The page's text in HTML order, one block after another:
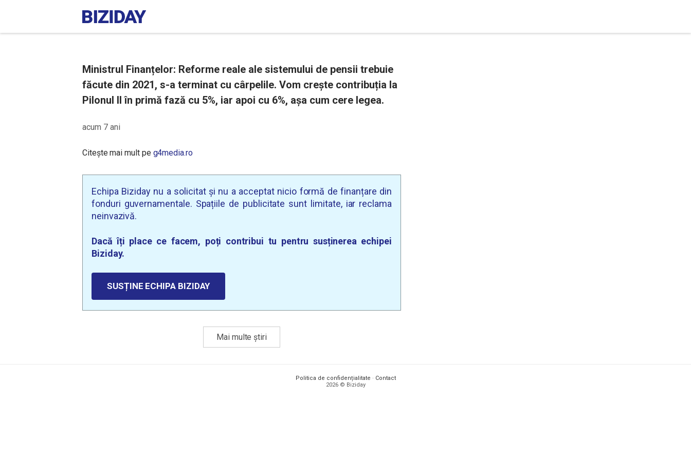
Ministrul Finanțelor: Reforme reale ale sistemului de pensii trebuie
făcute din 2021, s-a terminat cu cârpelile. Vom crește contribuția la
Pilonul II în primă fază cu 5%, iar apoi cu 6%, așa cum cere legea.
acum 7 ani
Citește mai mult pe g4media.ro
Echipa Biziday nu a solicitat și nu a acceptat nicio formă de finanțare din
fonduri guvernamentale. Spațiile de publicitate sunt limitate, iar reclama
neinvazivă.
Dacă îți place ce facem, poți contribui tu pentru susținerea echipei
Biziday.
SUSȚINE ECHIPA BIZIDAY
Mai multe știri
Politica de confidențialitate · Contact
2026 © Biziday